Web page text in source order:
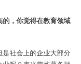
，你觉得在教育领域
社会上的企业大部分